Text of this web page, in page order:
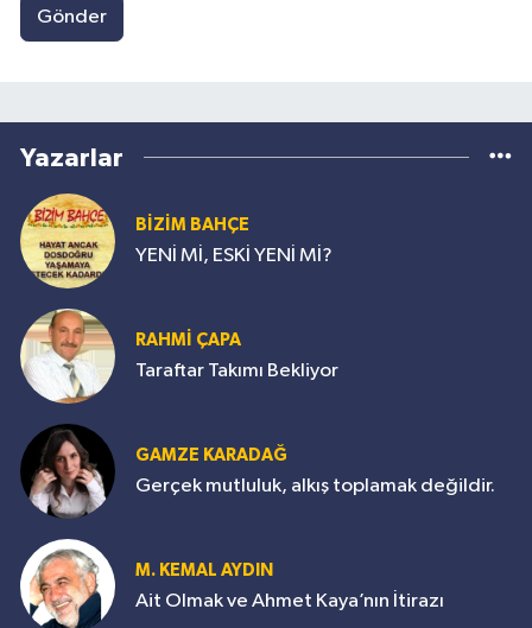
Gönder
Yazarlar
BİZİM BAHÇE
YENİ Mİ, ESKİ YENİ Mİ?
RAHMİ ÇAPA
Taraftar Takımı Bekliyor
GAMZE KARADAĞ
Gerçek mutluluk, alkış toplamak değildir.
M. KEMAL AYDIN
Ait Olmak ve Ahmet Kaya’nın İtirazı